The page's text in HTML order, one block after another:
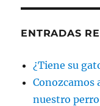
ENTRADAS
¿Tiene su
Conozcamos
nuestro